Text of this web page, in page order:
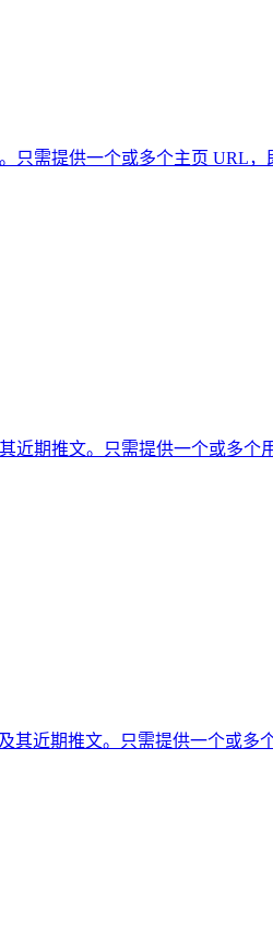
只需提供一个或多个主页 URL
近期推文。只需提供一个或多
其近期推文。只需提供一个或